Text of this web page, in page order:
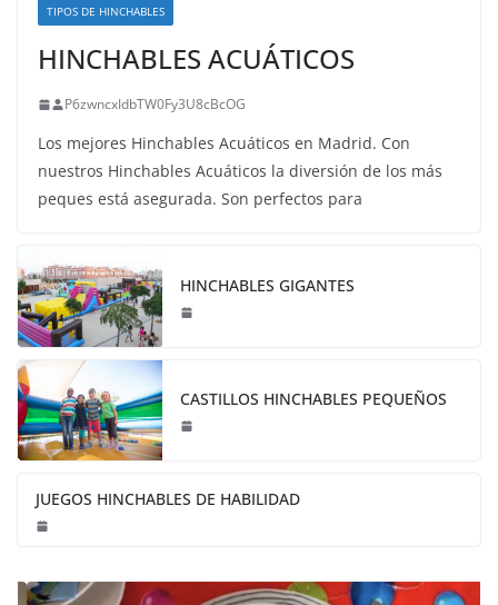
TIPOS DE HINCHABLES
HINCHABLES ACUÁTICOS
P6zwncxIdbTW0Fy3U8cBcOG
Los mejores Hinchables Acuáticos en Madrid. Con
nuestros Hinchables Acuáticos la diversión de los más
peques está asegurada. Son perfectos para
HINCHABLES GIGANTES
CASTILLOS HINCHABLES PEQUEÑOS
JUEGOS HINCHABLES DE HABILIDAD